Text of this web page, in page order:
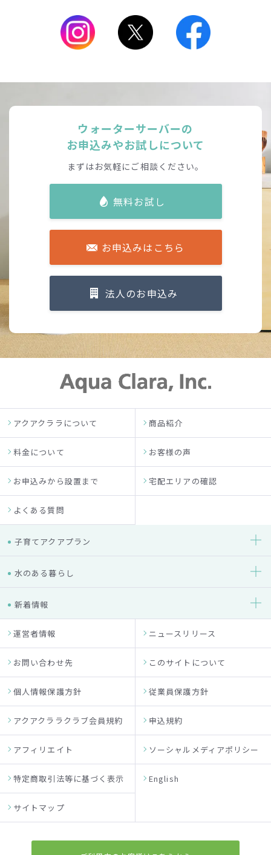
ウォーターサーバーの
お申込みやお試しについて
まずはお気軽にご相談ください。
無料お試し
お申込みはこちら
法人のお申込み
アクアクララについて 商品紹介
料金について お客様の声
お申込みから設置まで 宅配エリアの確認
よくある質問
子育てアクアプラン
水のある暮らし
新着情報
運営者情報 ニュースリリース
お問い合わせ先 このサイトについて
個人情報保護方針 従業員保護方針
アクアクララクラブ会員規約 申込規約
アフィリエイト ソーシャルメディアポリシー
特定商取引法等に基づく表示 English
サイトマップ